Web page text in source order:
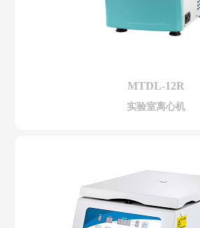
MTDL-12R
实验室离心机